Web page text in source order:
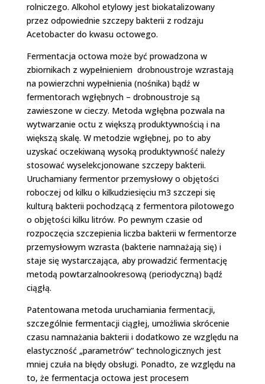
rolniczego. Alkohol etylowy jest biokatalizowany
przez odpowiednie szczepy bakterii z rodzaju
Acetobacter do kwasu octowego.
Fermentacja octowa może być prowadzona w
zbiornikach z wypełnieniem ­ drobnoustroje wzrastają
na powierzchni wypełnienia (nośnika) bądź w
fermentorach wgłębnych – drobnoustroje są
zawieszone w cieczy. Metoda wgłębna pozwala na
wytwarzanie octu z większą produktywnością i na
większą skalę. W metodzie wgłębnej, po to aby
uzyskać oczekiwaną wysoką produktywność należy
stosować wyselekcjonowane szczepy bakterii.
Uruchamiany fermentor przemysłowy o objętości
roboczej od kilku o kilkudziesięciu m3 szczepi się
kulturą bakterii pochodzącą z fermentora pilotowego
o objętości kilku litrów. Po pewnym czasie od
rozpoczęcia szczepienia liczba bakterii w fermentorze
przemysłowym wzrasta (bakterie namnażają się) i
staje się wystarczająca, aby prowadzić fermentację
metodą powtarzalno­okresową (periodyczną) bądź
ciągłą.
Patentowana metoda uruchamiania fermentacji,
szczególnie fermentacji ciągłej, umożliwia skrócenie
czasu namnażania bakterii i dodatkowo ze względu na
elastyczność „parametrów” technologicznych jest
mniej czuła na błędy obsługi. Ponadto, ze względu na
to, że fermentacja octowa jest procesem